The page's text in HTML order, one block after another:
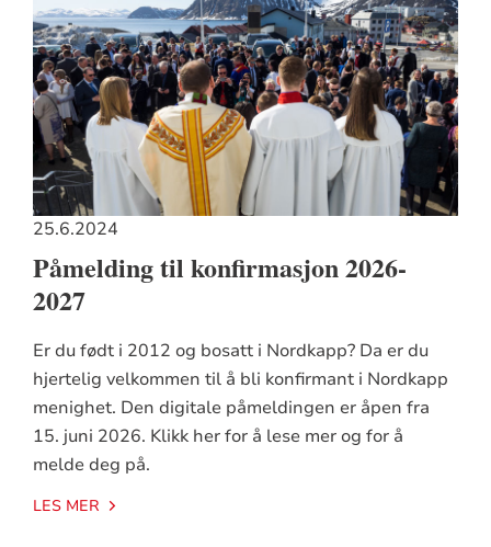
25.6.2024
Påmelding til konfirmasjon 2026-
2027
Er du født i 2012 og bosatt i Nordkapp? Da er du
hjertelig velkommen til å bli konfirmant i Nordkapp
menighet. Den digitale påmeldingen er åpen fra
15. juni 2026. Klikk her for å lese mer og for å
melde deg på.
LES MER